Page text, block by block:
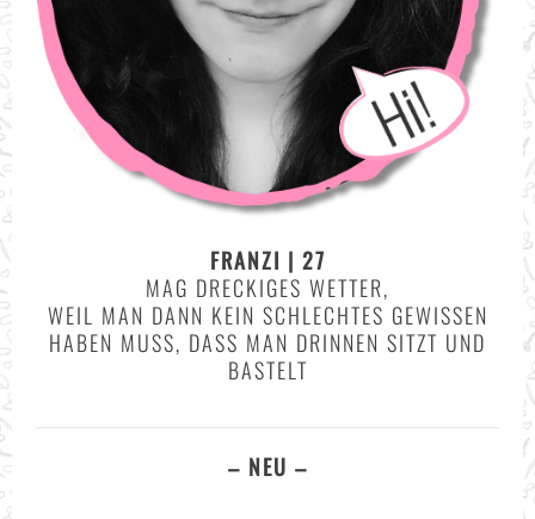
FRANZI | 27
MAG DRECKIGES WETTER,
WEIL MAN DANN KEIN SCHLECHTES GEWISSEN
HABEN MUSS, DASS MAN DRINNEN SITZT UND
BASTELT
– NEU –